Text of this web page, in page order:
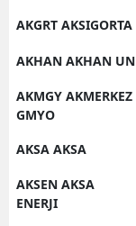
AKGRT AKSIGORTA
AKHAN AKHAN UN
AKMGY AKMERKEZ
GMYO
AKSA AKSA
AKSEN AKSA
ENERJI